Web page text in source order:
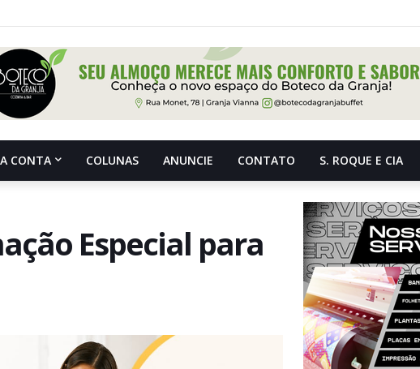
CONTA COLUNAS ANUNCIE CONTATO S. ROQUE E CIA
Especial para